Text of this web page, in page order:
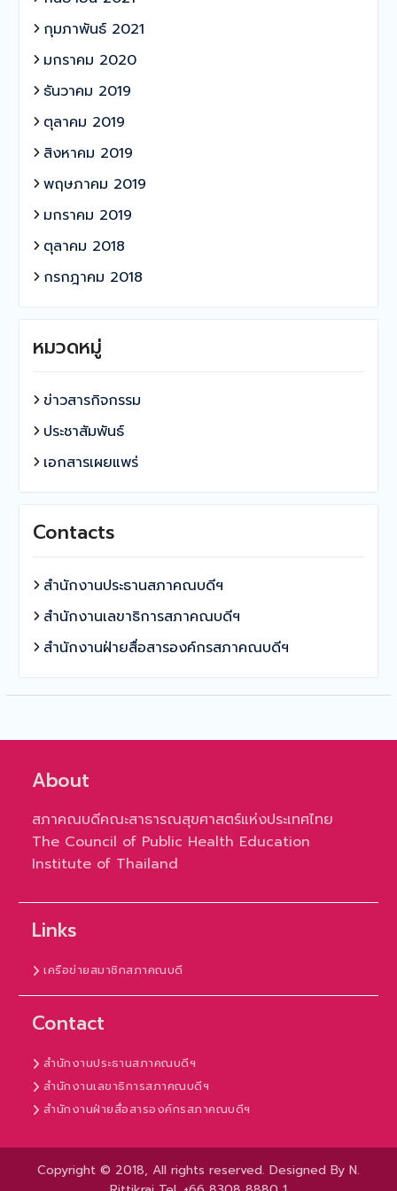
กุมภาพันธ์ 2021
มกราคม 2020
ธันวาคม 2019
ตุลาคม 2019
สิงหาคม 2019
พฤษภาคม 2019
มกราคม 2019
ตุลาคม 2018
กรกฎาคม 2018
หมวดหมู่
ข่าวสารกิจกรรม
ประชาสัมพันธ์
เอกสารเผยแพร่
Contacts
สำนักงานประธานสภาคณบดีฯ
สำนักงานเลขาธิการสภาคณบดีฯ
สำนักงานฝ่ายสื่อสารองค์กรสภาคณบดีฯ
About
สภาคณบดีคณะสาธารณสุขศาสตร์แห่งประเทศไทย
The Council of Public Health Education
Institute of Thailand
Links
เครือข่ายสมาชิกสภาคณบดี
Contact
สำนักงานประธานสภาคณบดีฯ
สำนักงานเลขาธิการสภาคณบดีฯ
สำนักงานฝ่ายสื่อสารองค์กรสภาคณบดีฯ
Copyright © 2018, All rights reserved. Designed By N.